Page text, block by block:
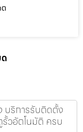
บริการรับติดตั้ง
วอัตโนมัติ ครบ